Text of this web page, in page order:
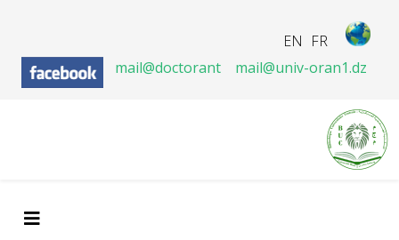
FR
EN
mail@doctorant
mail@univ-oran1.dz